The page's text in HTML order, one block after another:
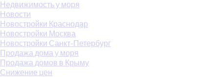
Недвижимость у моря
Новости
Новостройки Краснодар
Новостройки Москва
Новостройки Санкт-Петербург
Продажа дома у моря
Продажа домов в Крыму
Снижение цен